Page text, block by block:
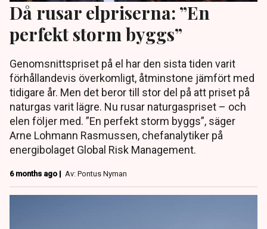
Då rusar elpriserna: ”En
perfekt storm byggs”
Genomsnittspriset på el har den sista tiden varit
förhållandevis överkomligt, åtminstone jämfört med
tidigare år. Men det beror till stor del på att priset på
naturgas varit lägre. Nu rusar naturgaspriset – och
elen följer med. ”En perfekt storm byggs”, säger
Arne Lohmann Rasmussen, chefanalytiker på
energibolaget Global Risk Management.
6 months ago | Av: Pontus Nyman